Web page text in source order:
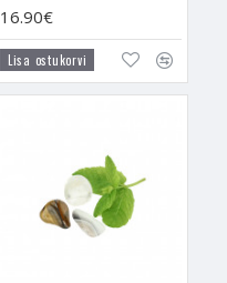
16.90€
Lisa ostukorvi